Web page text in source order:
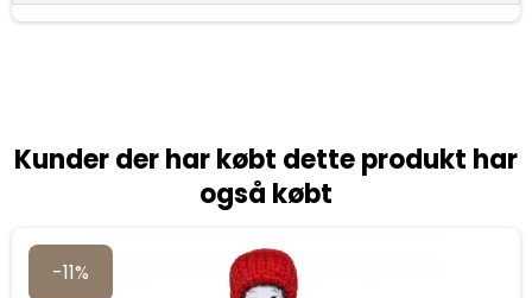
Kunder der har købt dette produkt har
også købt
-11%